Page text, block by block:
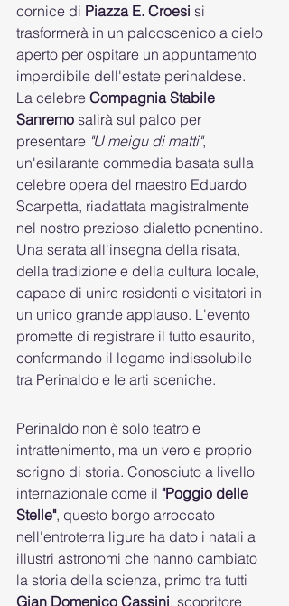
cornice di Piazza E. Croesi si
trasformerà in un palcoscenico a cielo
aperto per ospitare un appuntamento
imperdibile dell'estate perinaldese.
La celebre Compagnia Stabile
Sanremo salirà sul palco per
presentare "U meigu di matti",
un'esilarante commedia basata sulla
celebre opera del maestro Eduardo
Scarpetta, riadattata magistralmente
nel nostro prezioso dialetto ponentino.
Una serata all'insegna della risata,
della tradizione e della cultura locale,
capace di unire residenti e visitatori in
un unico grande applauso. L'evento
promette di registrare il tutto esaurito,
confermando il legame indissolubile
tra Perinaldo e le arti sceniche.
Perinaldo non è solo teatro e
intrattenimento, ma un vero e proprio
scrigno di storia. Conosciuto a livello
internazionale come il "Poggio delle
Stelle", questo borgo arroccato
nell'entroterra ligure ha dato i natali a
illustri astronomi che hanno cambiato
la storia della scienza, primo tra tutti
Gian Domenico Cassini, scopritore